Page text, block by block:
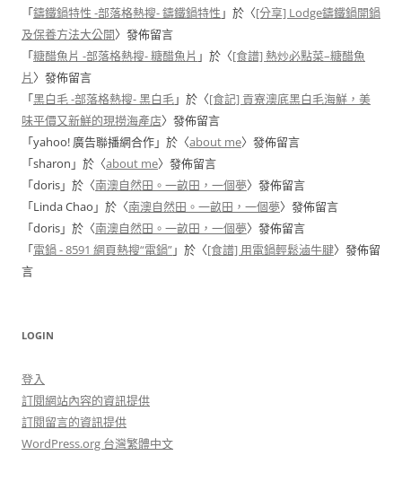
「鑄鐵鍋特性 -部落格熱搜- 鑄鐵鍋特性 」於〈[分享] Lodge鑄鐵鍋開鍋
及保養方法大公開〉發佈留言
「糖醋魚片 -部落格熱搜- 糖醋魚片 」於〈[食譜] 熱炒必點菜–糖醋魚
片 〉發佈留言
「黑白毛 -部落格熱搜- 黑白毛」於〈[食記] 貢寮澳底黑白毛海鮮，美
味平價又新鮮的現撈海產店〉發佈留言
「yahoo! 廣告聯播網合作」於〈about me〉發佈留言
「sharon 」於〈about me〉發佈留言
「doris」於〈南澳自然田。一畝田，一個夢〉發佈留言
「Linda Chao 」於〈南澳自然田。一畝田，一個夢〉發佈留言
「doris」於〈南澳自然田。一畝田，一個夢〉發佈留言
「電鍋 - 8591 網頁熱搜“電鍋”」於〈[食譜] 用電鍋輕鬆滷牛腱〉發佈留
言
LOGIN
登入
訂閱網站內容的資訊提供
訂閱留言的資訊提供
WordPress.org 台灣繁體中文